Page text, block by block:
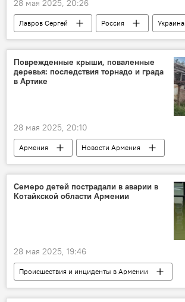
28 мая 2025, 20:26
Лавров Сергей Россия Украина
Поврежденные крыши, поваленные
деревья: последствия торнадо и града
в Артике
28 мая 2025, 20:10
Армения
Новости Армения
Происшествия и инциденты в Армении
Семеро детей пострадали в аварии в
Котайкской области Армении
28 мая 2025, 19:46
Происшествия и инциденты в Армении
Армения
Новости Армения